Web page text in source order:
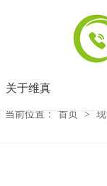
关于维真
当前位置： 首页 >